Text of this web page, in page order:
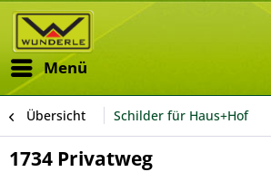
Menü
Übersicht Schilder für Haus+Hof
1734 Privatweg